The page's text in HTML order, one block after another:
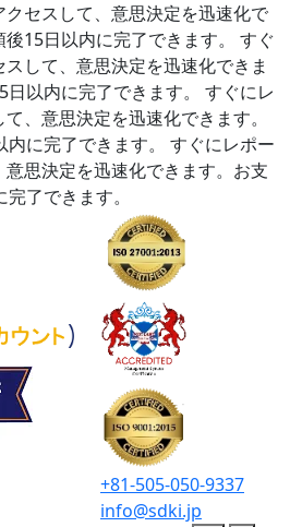
セスして、意思決定を迅速化で
15日以内に完了できます。
すぐ
して、意思決定を迅速化できま
以内に完了できます。
すぐにレ
、意思決定を迅速化できます。
に完了できます。
すぐにレポー
意思決定を迅速化できます。お支
了できます。
+81-505-050-9337
info@sdki.jp